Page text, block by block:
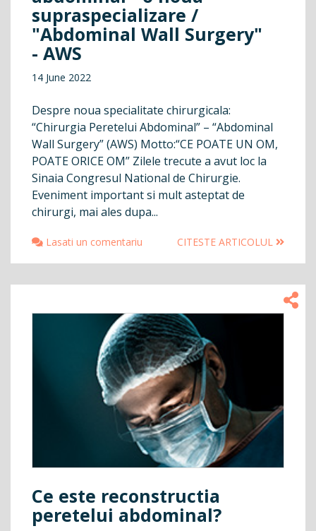
supraspecializare /
"Abdominal Wall Surgery"
- AWS
14 June 2022
Despre noua specialitate chirurgicala:
“Chirurgia Peretelui Abdominal” – “Abdominal
Wall Surgery” (AWS) Motto:“CE POATE UN OM,
POATE ORICE OM” Zilele trecute a avut loc la
Sinaia Congresul National de Chirurgie.
Eveniment important si mult asteptat de
chirurgi, mai ales dupa...
Lasati un comentariu CITESTE ARTICOLUL
Ce este reconstructia
peretelui abdominal?